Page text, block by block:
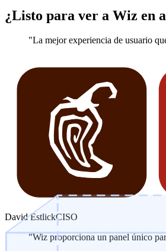
¿Listo para ver a Wiz en
"La mejor experiencia de usuario
David EstlickCISO
"Wiz proporciona un panel único